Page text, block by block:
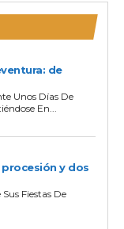
de
Unos Días De
En...
y dos
Fiestas De